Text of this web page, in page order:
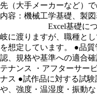
先（大手メーカーなど）
内容：機械工学基礎、製
Excel基礎について
岐に渡りますが、職種と
を想定しています。 ●品
認、規格や基準への適合
テナンス ・アフターサー
ナス ●試作品に対する試
や、強度・温湿度・振動